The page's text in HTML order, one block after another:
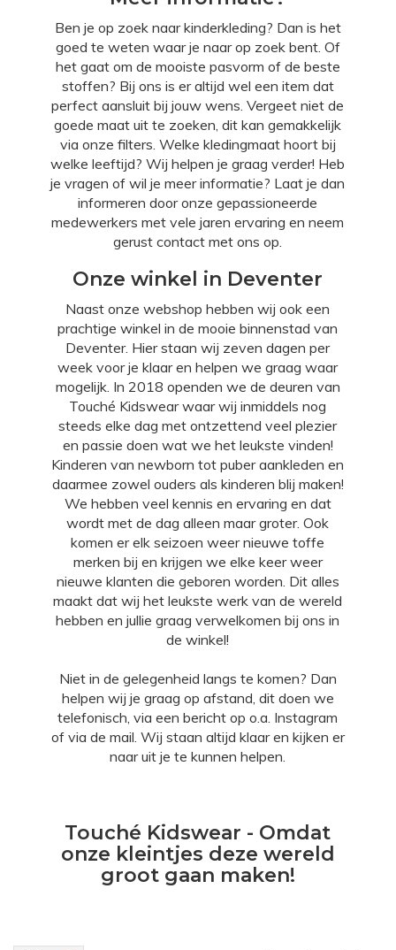
Ben je op zoek naar kinderkleding? Dan is het
goed te weten waar je naar op zoek bent. Of
het gaat om de mooiste pasvorm of de beste
stoffen? Bij ons is er altijd wel een item dat
perfect aansluit bij jouw wens. Vergeet niet de
goede maat uit te zoeken, dit kan gemakkelijk
via onze filters. Welke kledingmaat hoort bij
welke leeftijd? Wij helpen je graag verder! Heb
je vragen of wil je meer informatie? Laat je dan
informeren door onze gepassioneerde
medewerkers met vele jaren ervaring en neem
gerust contact met ons op.
Onze winkel in Deventer
Naast onze webshop hebben wij ook een
prachtige winkel in de mooie binnenstad van
Deventer. Hier staan wij zeven dagen per
week voor je klaar en helpen we graag waar
mogelijk. In 2018 openden we de deuren van
Touché Kidswear waar wij inmiddels nog
steeds elke dag met ontzettend veel plezier
en passie doen wat we het leukste vinden!
Kinderen van newborn tot puber aankleden en
daarmee zowel ouders als kinderen blij maken!
We hebben veel kennis en ervaring en dat
wordt met de dag alleen maar groter. Ook
komen er elk seizoen weer nieuwe toffe
merken bij en krijgen we elke keer weer
nieuwe klanten die geboren worden. Dit alles
maakt dat wij het leukste werk van de wereld
hebben en jullie graag verwelkomen bij ons in
de winkel!
Niet in de gelegenheid langs te komen? Dan
helpen wij je graag op afstand, dit doen we
telefonisch, via een bericht op o.a. Instagram
of via de mail. Wij staan altijd klaar en kijken er
naar uit je te kunnen helpen.
Touché Kidswear - Omdat
onze kleintjes deze wereld
groot gaan maken!